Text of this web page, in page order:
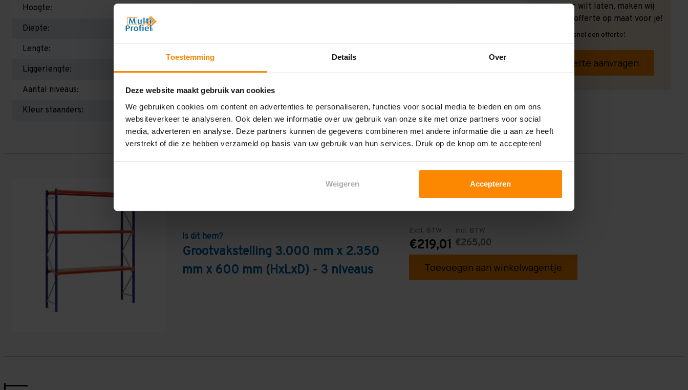
Toestemming Details Over
Deze website maakt gebruik van cookies
We gebruiken cookies om content en advertenties te personaliseren, functies voor social media te bieden en om ons
websiteverkeer te analyseren. Ook delen we informatie over uw gebruik van onze site met onze partners voor social
media, adverteren en analyse. Deze partners kunnen de gegevens combineren met andere informatie die u aan ze heeft
verstrekt of die ze hebben verzameld op basis van uw gebruik van hun services. Druk op de knop om te accepteren!
Weigeren Accepteren
Hoogte:
Diepte:
Lengte:
Liggerlengte:
2.250 mm
Aantal niveaus:
3
Kleur staanders:
Blauw
ons over wilt laten, maken wij
graag een offerte op maat voor je!
Vrijblijvend, snel een offerte!
Offerte aanvragen
Is dit hem?
Grootvakstelling 3.000 mm x 2.350
mm x 600 mm (HxLxD) - 3 niveaus
Excl. BTW
€219,01
Incl. BTW
€265,00
Toevoegen aan winkelwagentje